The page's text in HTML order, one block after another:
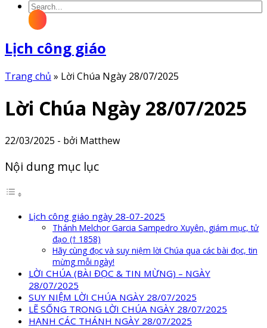
Lịch công giáo
Trang chủ » Lời Chúa Ngày 28/07/2025
Lời Chúa Ngày 28/07/2025
22/03/2025 - bởi Matthew
Nội dung mục lục
Lịch công giáo ngày 28-07-2025
Thánh Melchor Garcia Sampedro Xuyên, giám mục, tử
đạo († 1858)
Hãy cùng đọc và suy niệm lời Chúa qua các bài đọc, tin
mừng mỗi ngày!
LỜI CHÚA (BÀI ĐỌC & TIN MỪNG) – NGÀY
28/07/2025
SUY NIỆM LỜI CHÚA NGÀY 28/07/2025
LẼ SỐNG TRONG LỜI CHÚA NGÀY 28/07/2025
HẠNH CÁC THÁNH NGÀY 28/07/2025